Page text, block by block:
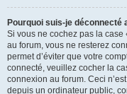
Pourquoi suis-je déconnecté
Si vous ne cochez pas la
au forum, vous ne resterez
permet d’éviter que votre
connecté, veuillez cocher la
connexion au forum. Ceci
depuis un ordinateur public,